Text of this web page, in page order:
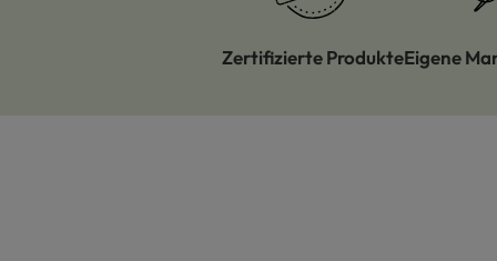
Zertifizierte ProdukteEigene